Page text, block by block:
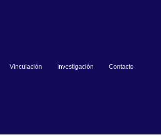
Vinculación Investigación Contacto